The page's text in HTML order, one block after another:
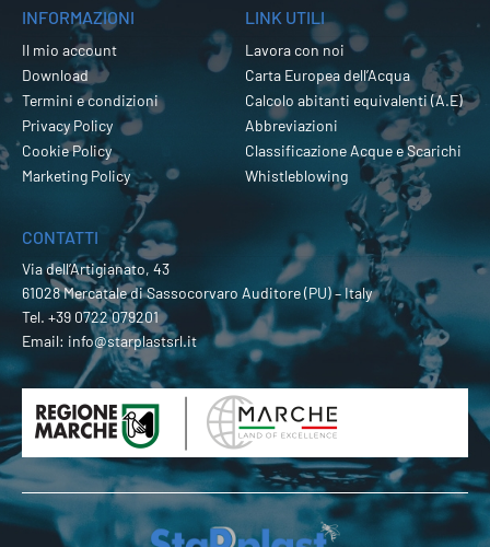
INFORMAZIONI
Il mio account
Download
Termini e condizioni
Privacy Policy
Cookie Policy
Marketing Policy
LINK UTILI
Lavora con noi
Carta Europea dell’Acqua
Calcolo abitanti equivalenti (A.E)
Abbreviazioni
Classificazione Acque e Scarichi
Whistleblowing
CONTATTI
Via dell’Artigianato, 43
61028 Mercatale di Sassocorvaro Auditore (PU) – Italy
Tel. +39 0722 079201
Email: info@starplastsrl.it